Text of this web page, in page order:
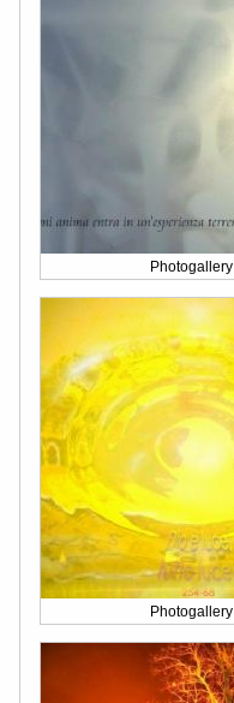
Photogallery
Photogallery